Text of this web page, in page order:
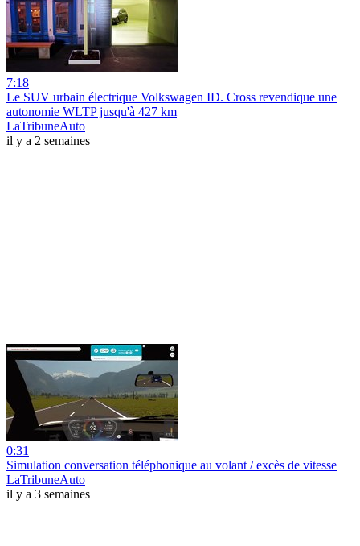
7:18
Le SUV urbain électrique Volkswagen ID. Cross revendique une
autonomie WLTP jusqu'à 427 km
LaTribuneAuto
il y a 2 semaines
0:31
Simulation conversation téléphonique au volant / excès de vitesse
LaTribuneAuto
il y a 3 semaines